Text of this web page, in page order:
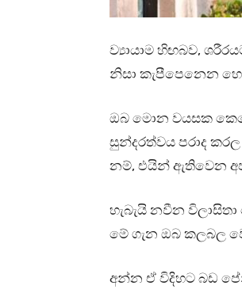
ව්‍යායාම හිඟබව,
නිසා කැපීපෙනෙන
ඔබ මොන වයසක
සුන්දරත්වය පරාද
නම්, එයින් ඇතිවෙන
හැබැයි නවීන
මේ ගැන ඔබ කලබල
අන්න ඒ විදිහට බඩ